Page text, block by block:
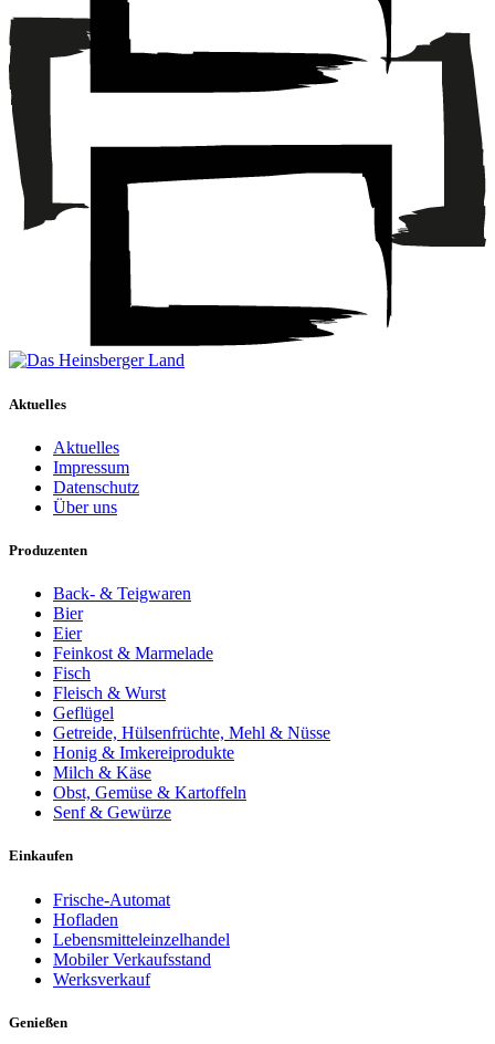
Aktuelles
Aktuelles
Impressum
Datenschutz
Über uns
Produzenten
Back- & Teigwaren
Bier
Eier
Feinkost & Marmelade
Fisch
Fleisch & Wurst
Geflügel
Getreide, Hülsenfrüchte, Mehl & Nüsse
Honig & Imkereiprodukte
Milch & Käse
Obst, Gemüse & Kartoffeln
Senf & Gewürze
Einkaufen
Frische-Automat
Hofladen
Lebensmitteleinzelhandel
Mobiler Verkaufsstand
Werksverkauf
Genießen